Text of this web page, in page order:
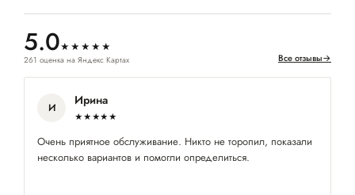
5.0★★★★★
261 оценка на Яндекс Картах Все отзывы→
И Ирина
★★★★★
Очень приятное обслуживание. Никто не торопил, показали
несколько вариантов и помогли определиться.